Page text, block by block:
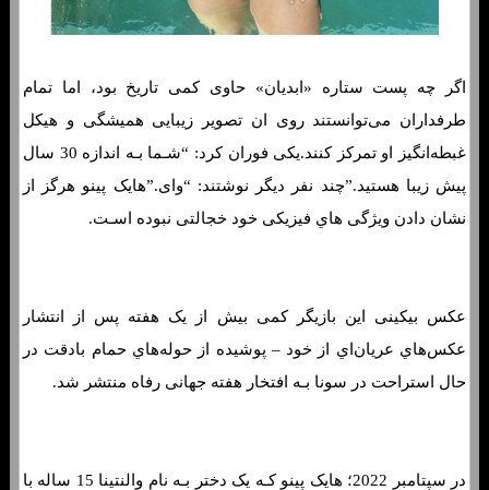
اگر چه پست ستاره «ابدیان» حاوی کمی تاریخ بود، اما تمام
طرفداران می‌توانستند روی ان تصویر زیبایی همیشگی و هیکل
غبطه‌انگیز او تمرکز کنند.یکی فوران کرد: “شـما بـه اندازه 30 سال
پیش زیبا هستید.”چند نفر دیگر نوشتند: “وای.”هایک پینو هرگز از
نشان دادن ویژگی هاي‌ فیزیکی خود خجالتی نبوده اسـت.
عکس بیکینی این بازیگر کمی بیش از یک هفته پس از انتشار
عکس‌هاي‌ عریان‌اي از خود – پوشیده از حوله‌هاي‌ حمام بادقت در
حال استراحت در سونا بـه افتخار هفته جهانی رفاه منتشر شد.
در سپتامبر 2022؛ هایک پینو کـه یک دختر بـه نام والنتینا 15 ساله با